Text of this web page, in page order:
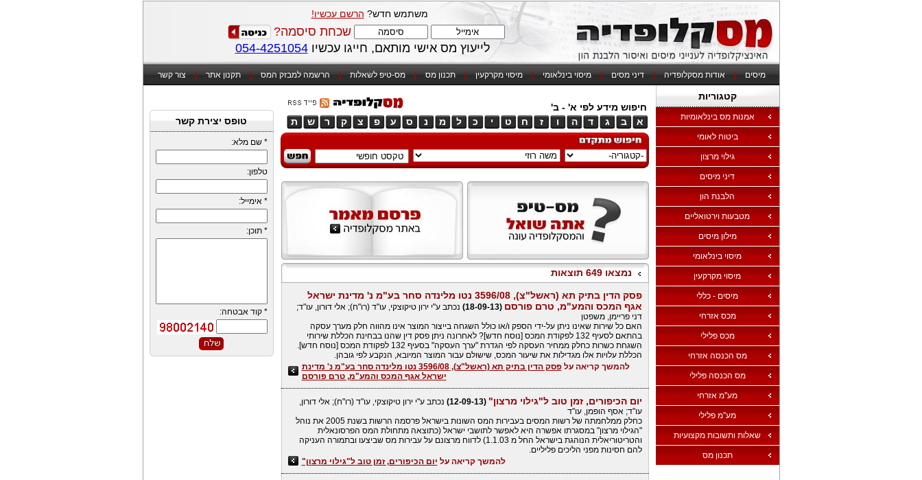
משתמש חדש? הרשם עכשיו!
שכחת סיסמה?
לייעוץ מס אישי מותאם, חייגו עכשיו054-4251054
מיסים אודות מסקלופדיה דיני מסים מיסוי בינלאומי מיסוי מקרקעין תכנון מס מס-טיפ לשאלות הרשמה למבזק המס תקנון אתר צור קשר
קטגוריות
אמנות מס בינלאומיות
ביטוח לאומי
גילוי מרצון
דיני מיסים
הלבנת הון
מטבעות וירטואליים
מילון מיסים
מיסוי בינלאומי
מיסוי מקרקעין
מיסים - כללי
מכס אזרחי
מכס פלילי
מס הכנסה אזרחי
מס הכנסה פלילי
מע''מ אזרחי
מע''מ פלילי
שאלות ותשובות מקצועיות
תכנון מס
טופס יצירת קשר
* שם מלא:
טלפון:
* אימייל:
* תוכן:
* קוד אבטחה:
חיפוש מידע לפי א' - ב'
א
ב ג ד ה ו ז ח ט י כ ל מ נ ס ע פ צ ק ר ש ת
נמצאו 649 תוצאות
פסק הדין בתיק תא (ראשל"צ), 3596/08 נטו מלינדה סחר בע"מ נ' מדינת ישראל
אגף המכס והמע"מ, טרם פורסם (18-09-13)
נכתב ע"י ירון טיקוצקי, עו"ד (רו"ח); אלי דורון, עו"ד;
דני פריימן, משפטן
האם כל שירות שאינו ניתן על-ידי הספק ו/או כולל השגחה בייצור המוצר אינו מהווה חלק מערך עסקה
בהתאם לסעיף 132 לפקודת המכס [נוסח חדש]? לאחרונה ניתן פסק דין שהנו בבחינת הכללת שירותי
השגחת כשרות כחלק ממחיר העסקה לפי הגדרת "ערך העסקה" בסעיף 132 לפקודת המכס [נוסח חדש].
הכללת עלויות אלו מגדילות את שיעור המכס, שישולם עבור המוצר המיובא, הנקבע לפי גובהן.
להמשך קריאה על
פסק הדין בתיק תא (ראשל"צ), 3596/08 נטו מלינדה סחר בע"מ נ' מדינת
ישראל אגף המכס והמע"מ, טרם פורסם
יום הכיפורים, זמן טוב ל"גילוי מרצון" (12-09-13)
נכתב ע"י ירון טיקוצקי, עו"ד (רו"ח); אלי דורון,
עו"ד; אסף הופמן, עו"ד
כחלק ממלחמתה של רשות המסים בעבירות המס השונות בישראל פרסמה הרשות בשנת 2005 את נוהל
"הגילוי מרצון" במסגרתו אפשרה היא לאפשר לתושבי ישראל (כתוצאה מתחולת המס הפרסונאלית
והטריטוריאלית הנוהגת בישראל החל מ 1.1.03) לדווח מרצונם על עבירות מס שביצעו ובתמורה העניקה
להם חסינות מפני הליכים פליליים.
להמשך קריאה על יום הכיפורים, זמן טוב ל"גילוי מרצון"